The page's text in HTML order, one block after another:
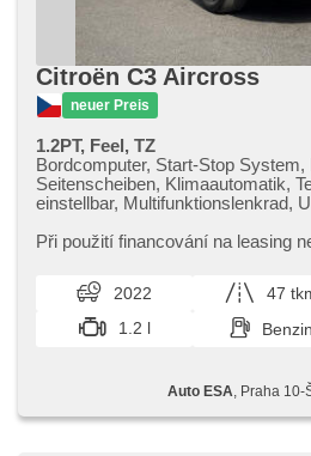
Citroën C3 Aircross
neuer Preis
1.2PT, Feel, TZ
Bordcomputer, Start-Stop System,
Seitenscheiben, Klimaautomatik,
einstellbar, Multifunktionslenkrad,
Zentralverriegelung mit
Nebelscheinwerfer, El.
ABS, parkovací senzory zadní,
Beifahrerairbagdeaktivierung, 6x
jízdním pruhu
Při použití financování na leasing
hod. Kupujte vozy s garancí!
2022 47
1.2 l
Benzin
Auto ESA , Praha